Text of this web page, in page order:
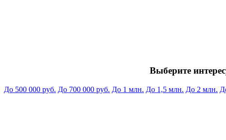
Выберите
До 500 000 руб. До 700 000 руб. До 1 млн. До 1,5 млн. До 2 млн.